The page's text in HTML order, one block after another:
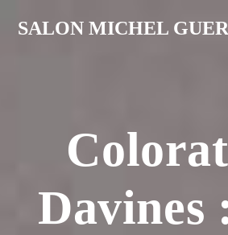
SALON MICHEL
Davines